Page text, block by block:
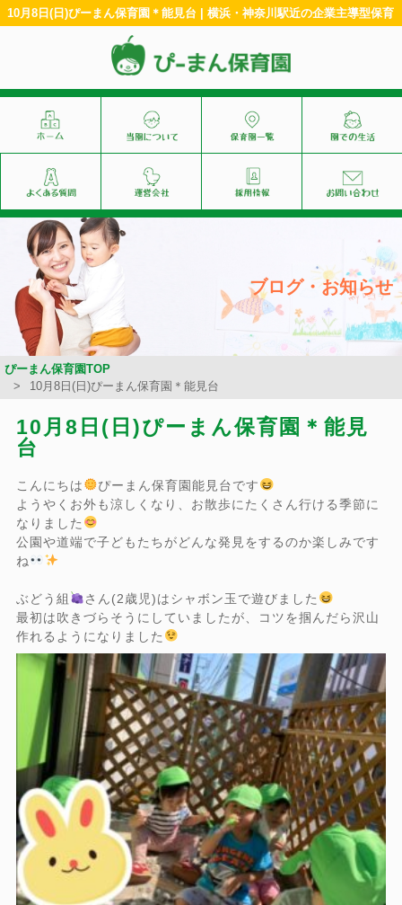
10月8日(日)ぴーまん保育園＊能見台 | 横浜・神奈川駅近の企業主導型保育
ブログ・お知らせ
ぴーまん保育園TOP
10月8日(日)ぴーまん保育園＊能見台
10月8日(日)ぴーまん保育園＊能見
台
こんにちは
ぴーまん保育園能見台です
ようやくお外も涼しくなり、お散歩にたくさん行ける季節に
なりました
公園や道端で子どもたちがどんな発見をするのか楽しみです
ね
ぶどう組
さん(2歳児)はシャボン玉で遊びました
最初は吹きづらそうにしていましたが、コツを掴んだら沢山
作れるようになりました